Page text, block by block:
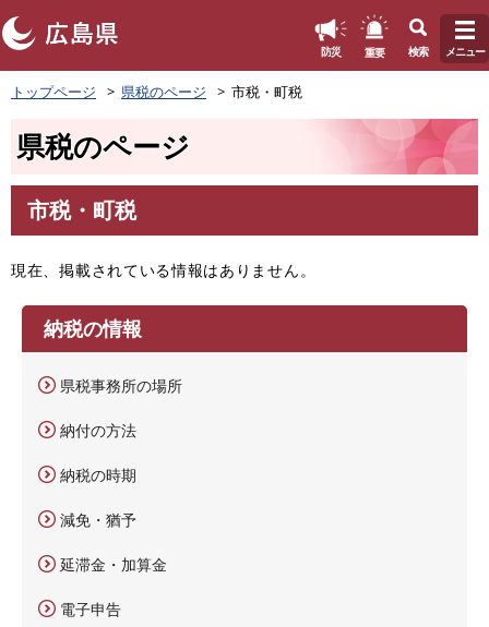
ペ
ー
頭
す
。
防災 重要 検索 メニュー
トップページ 県税のページ 市税・町税
県税のページ
文
市税・町税
現在、掲載されている情報はありません。
納税の情報
県税事務所の場所
納付の方法
納税の時期
減免・猶予
延滞金・加算金
電子申告